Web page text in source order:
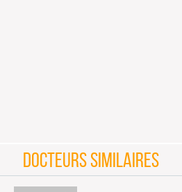
DOCTEURS SIMILAIRES